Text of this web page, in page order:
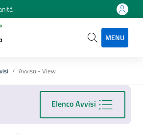
MENU
Avviso - View
Elenco Avvisi